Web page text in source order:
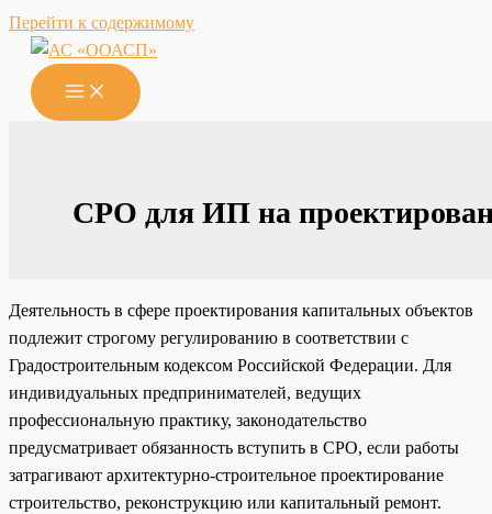
Перейти к содержимому
СРО для ИП на
Деятельность в сфере проектирования капитальных объектов
подлежит строгому регулированию в соответствии с
Градостроительным кодексом Российской Федерации. Для
индивидуальных предпринимателей, ведущих
профессиональную практику, законодательство
предусматривает обязанность вступить в СРО, если работы
затрагивают архитектурно-строительное проектирование
строительство, реконструкцию или капитальный ремонт.